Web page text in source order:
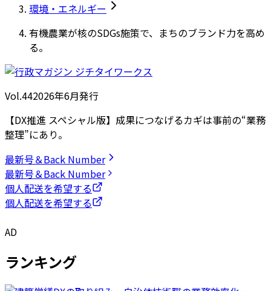
環境・エネルギー
有機農業が核のSDGs施策で、まちのブランド力を高め
る。
Vol.442026年6月発行
【DX推進 スペシャル版】成果につなげるカギは事前の“業務
整理”にあり。
最新号＆Back Number
最新号＆Back Number
個人配送を希望する
個人配送を希望する
AD
ランキング